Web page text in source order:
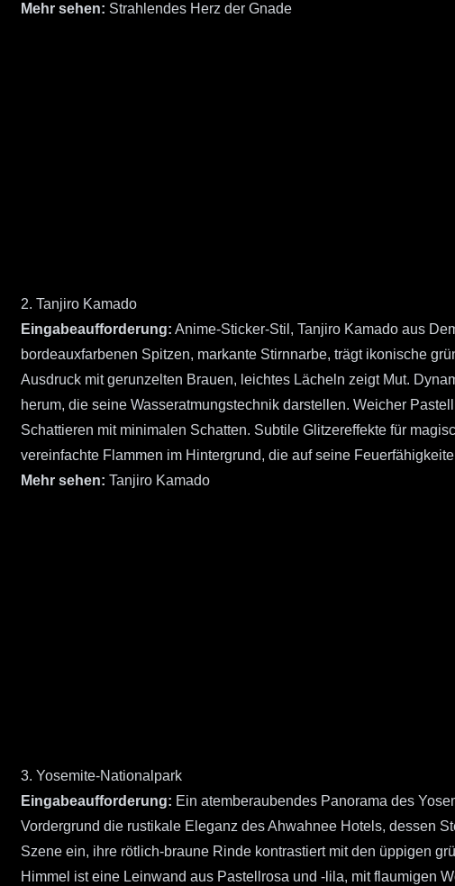
Mehr sehen: Strahlendes Herz der Gnade
2. Tanjiro Kamado
Eingabeaufforderung: Anime-Sticker-Stil, Tanjiro Kamado aus
bordeauxfarbenen Spitzen, markante Stirnnarbe, trägt ikonische
Ausdruck mit gerunzelten Brauen, leichtes Lächeln zeigt Mut.
herum, die seine Wasseratmungstechnik darstellen. Weicher
Schattieren mit minimalen Schatten. Subtile Glitzereffekte für
vereinfachte Flammen im Hintergrund, die auf seine
Mehr sehen: Tanjiro Kamado
3. Yosemite-Nationalpark
Eingabeaufforderung: Ein atemberaubendes Panorama des
Vordergrund die rustikale Eleganz des Ahwahnee Hotels, dessen
Szene ein, ihre rötlich-braune Rinde kontrastiert mit den üppigen
Himmel ist eine Leinwand aus Pastellrosa und -lila, mit flaumigen